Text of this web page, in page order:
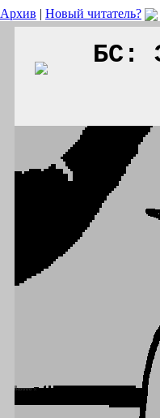
Архив | Новый читатель?
БС: